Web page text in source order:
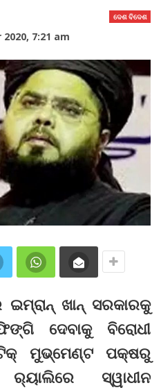
ଦେଶ ବିଦେଶ
7:21 am
ଇମ୍‌ରାନ୍‌ ଖାନ୍‌ ସରକାରକୁ
ଦେବାକୁ ବିରୋଧୀ
ମୁଭ୍‌ମେଣ୍ଟ ପକ୍ଷରୁ
ସ୍ୱାଧୀନ